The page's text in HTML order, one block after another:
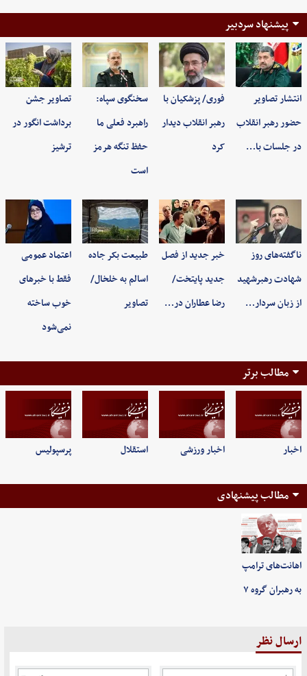
پیشنهاد سردبیر
انتشار تصاویر
حضور رهبر انقلاب
در جلسات با…
فوری/ پزشکیان با
رهبر انقلاب دیدار
کرد
سخنگوی سپاه:
راهبرد فعلی ما
حفظ تنگه هرمز
است
تصاویر جشن
برداشت انگور در
ترشیز
ناگفته‌های روز
شهادت رهبرشهید
از زبان سردار…
خبر جدید از فصل
جدید پایتخت/
رضا عطاران در…
طبیعت بکر جاده
اسالم به خلخال/
تصاویر
اعتماد عمومی
فقط با خبرهای
خوب ساخته
نمی‌شود
مطالب برتر
اخبار اخبار ورزشی استقلال پرسپولیس
مطالب پیشنهادی
اهانت‌های ترامپ
به رهبران گروه ۷
ارسال نظر